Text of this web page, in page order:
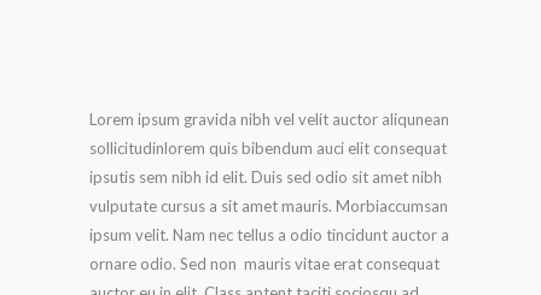
Lorem ipsum gravida nibh vel velit auctor aliqunean
sollicitudinlorem quis bibendum auci elit consequat
ipsutis sem nibh id elit. Duis sed odio sit amet nibh
vulputate cursus a sit amet mauris. Morbiaccumsan
ipsum velit. Nam nec tellus a odio tincidunt auctor a
ornare odio. Sed non mauris vitae erat consequat